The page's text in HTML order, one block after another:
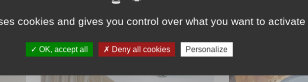
ACCESSOIRES DE CUISINE
cookies and gives you control over what you want to activate
OK, accept all Deny all cookies Personalize